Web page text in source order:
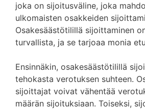
joka on sijoitusväline, joka
ulkomaisten osakkeiden
Osakesäästötilillä sijoittaminen
turvallista, ja se tarjoaa monia
Ensinnäkin, osakesäästötilillä
tehokasta verotuksen suhteen.
sijoittajat voivat vähentää
määrän sijoituksiaan. Toiseksi,